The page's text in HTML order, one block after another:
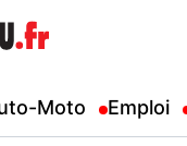
Moto Emploi